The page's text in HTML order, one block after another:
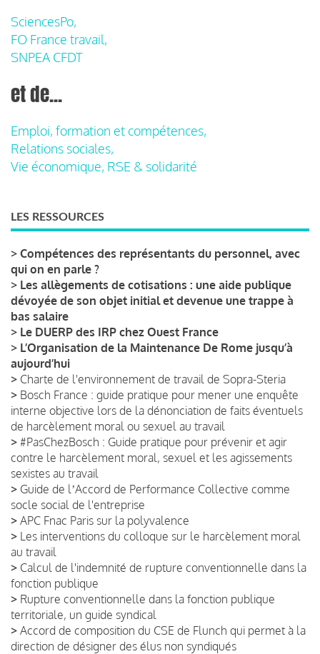
SciencesPo,
FO France travail,
SNPEA CFDT
et de...
Emploi, formation et compétences,
Relations sociales,
Vie économique, RSE & solidarité
LES RESSOURCES
> Compétences des représentants du personnel, avec
qui on en parle ?
> Les allègements de cotisations : une aide publique
dévoyée de son objet initial et devenue une trappe à
bas salaire
> Le DUERP des IRP chez Ouest France
> L’Organisation de la Maintenance De Rome jusqu’à
aujourd’hui
> Charte de l'environnement de travail de Sopra-Steria
> Bosch France : guide pratique pour mener une enquête
interne objective lors de la dénonciation de faits éventuels
de harcèlement moral ou sexuel au travail
> #PasChezBosch : Guide pratique pour prévenir et agir
contre le harcèlement moral, sexuel et les agissements
sexistes au travail
> Guide de lʼAccord de Performance Collective comme
socle social de l'entreprise
> APC Fnac Paris sur la polyvalence
> Les interventions du colloque sur le harcèlement moral
au travail
> Calcul de l'indemnité de rupture conventionnelle dans la
fonction publique
> Rupture conventionnelle dans la fonction publique
territoriale, un guide syndical
> Accord de composition du CSE de Flunch qui permet à la
direction de désigner des élus non syndiqués